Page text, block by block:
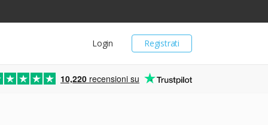
Registrati
Login
10,220 recensioni su